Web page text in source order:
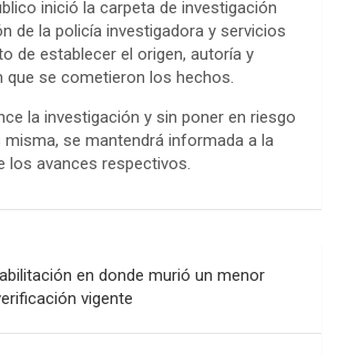
inició la carpeta de investigación
de la policía investigadora y servicios
de establecer el origen, autoría y
que se cometieron los hechos.
la investigación y sin poner en riesgo
misma, se mantendrá informada a la
los avances respectivos.
en donde murió un menor
vigente